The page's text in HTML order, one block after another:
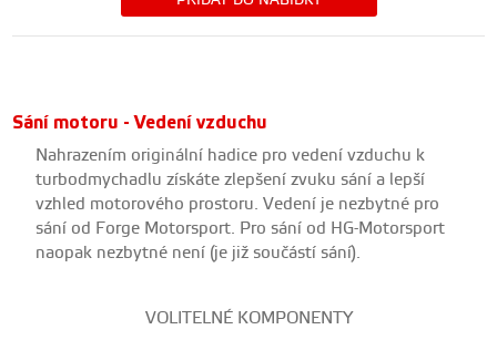
Sání motoru - Vedení vzduchu
Nahrazením originální hadice pro vedení vzduchu k
turbodmychadlu získáte zlepšení zvuku sání a lepší
vzhled motorového prostoru. Vedení je nezbytné pro
sání od Forge Motorsport. Pro sání od HG-Motorsport
naopak nezbytné není (je již součástí sání).
VOLITELNÉ KOMPONENTY